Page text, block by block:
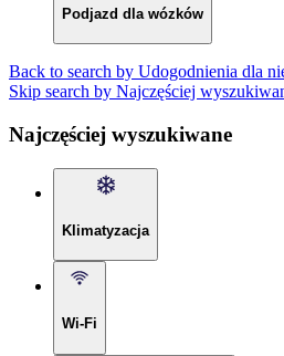
Podjazd dla wózków
Back to search by Udogodnienia dla
Skip search by Najczęściej
Najczęściej wyszukiwane
Klimatyzacja
Wi-Fi